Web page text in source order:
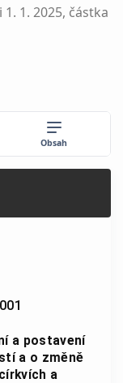
1. 2025, částka
Obsah
a postavení
a o změně
a